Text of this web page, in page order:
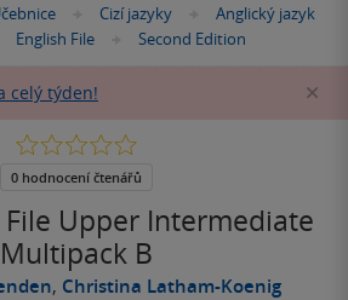
»Cizí jazyky »Anglický jazyk
»
English File »
Second Edition
celý týden!
File Upper Intermediate
Multipack B
, Christina Latham-Koenig
0.0
5
0 hodnocení čtenářů